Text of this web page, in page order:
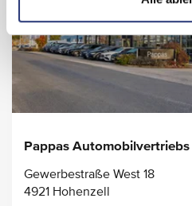
Pappas Automobilvertriebs
Gewerbestraße West 18
4921 Hohenzell